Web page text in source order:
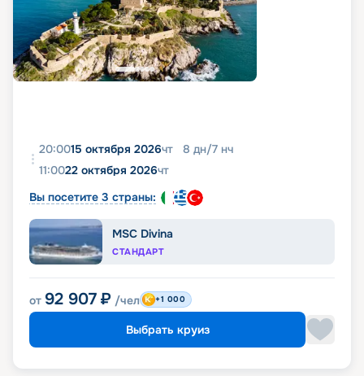
20:0015 октября 2026чт 8 дн/7 нч
11:0022 октября 2026чт
Вы посетите 3 страны:
MSC Divina
СТАНДАРТ
от 92 907 ₽ /чел +1 000
Выбрать круиз